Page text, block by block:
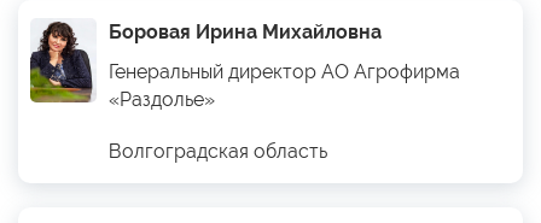
Боровая Ирина Михайловна
Генеральный директор АО Агрофирма
«Раздолье»
Волгоградская область